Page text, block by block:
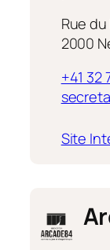
Rue du
2000
+41 32
Site